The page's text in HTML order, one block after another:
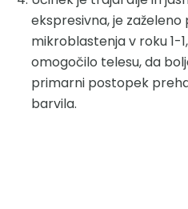
ekspresivna, je
mikroblastenja v roku 1-
omogočilo telesu, da
primarni postopek
barvila.